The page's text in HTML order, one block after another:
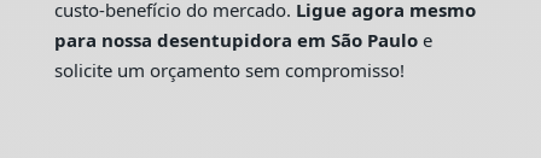
custo-benefício do mercado. Ligue agora mesmo
para nossa desentupidora em São Pauloe
solicite um orçamento sem compromisso!